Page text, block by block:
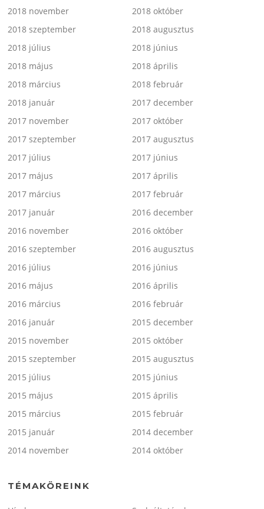
2018 november
2018 október
2018 szeptember
2018 augusztus
2018 július
2018 június
2018 május
2018 április
2018 március
2018 február
2018 január
2017 december
2017 november
2017 október
2017 szeptember
2017 augusztus
2017 július
2017 június
2017 május
2017 április
2017 március
2017 február
2017 január
2016 december
2016 november
2016 október
2016 szeptember
2016 augusztus
2016 július
2016 június
2016 május
2016 április
2016 március
2016 február
2016 január
2015 december
2015 november
2015 október
2015 szeptember
2015 augusztus
2015 július
2015 június
2015 május
2015 április
2015 március
2015 február
2015 január
2014 december
2014 november
2014 október
TÉMAKÖREINK